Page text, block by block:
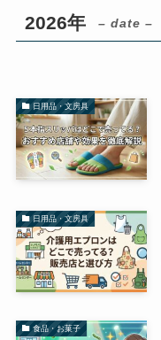
2026年 – date –
日用品・文房具
日用品・文房具
食品・お菓子